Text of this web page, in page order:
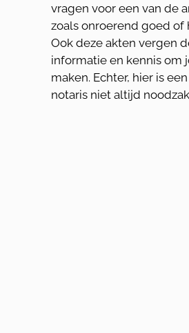
vragen voor een van de
zoals onroerend goed
Ook deze akten vergen
informatie en kennis om
maken. Echter, hier is
notaris niet altijd